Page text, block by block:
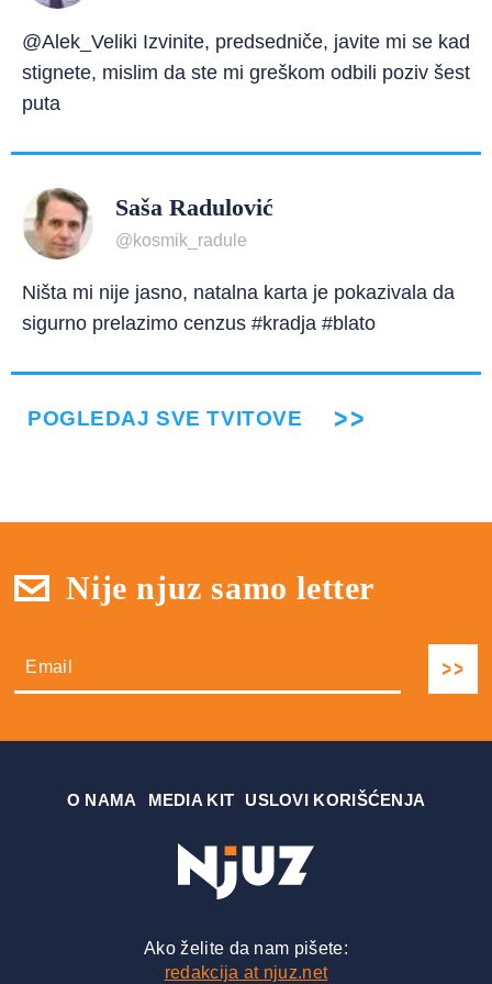
@Alek_Veliki Izvinite, predsedniče, javite mi se kad
stignete, mislim da ste mi greškom odbili poziv šest
puta
Saša Radulović
@kosmik_radule
Ništa mi nije jasno, natalna karta je pokazivala da
sigurno prelazimo cenzus #kradja #blato
POGLEDAJ SVE TVITOVE
Nije njuz samo letter
О NAMA MEDIA KIT USLOVI KORIŠĆENJA
Ako želite da nam pišete:
redakcija at njuz.net